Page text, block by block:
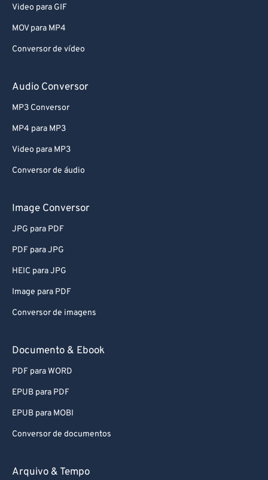
Video para GIF
MOV para MP4
Conversor de vídeo
Audio Conversor
MP3 Conversor
MP4 para MP3
Video para MP3
Conversor de áudio
Image Conversor
JPG para PDF
PDF para JPG
HEIC para JPG
Image para PDF
Conversor de imagens
Documento & Ebook
PDF para WORD
EPUB para PDF
EPUB para MOBI
Conversor de documentos
Arquivo & Tempo